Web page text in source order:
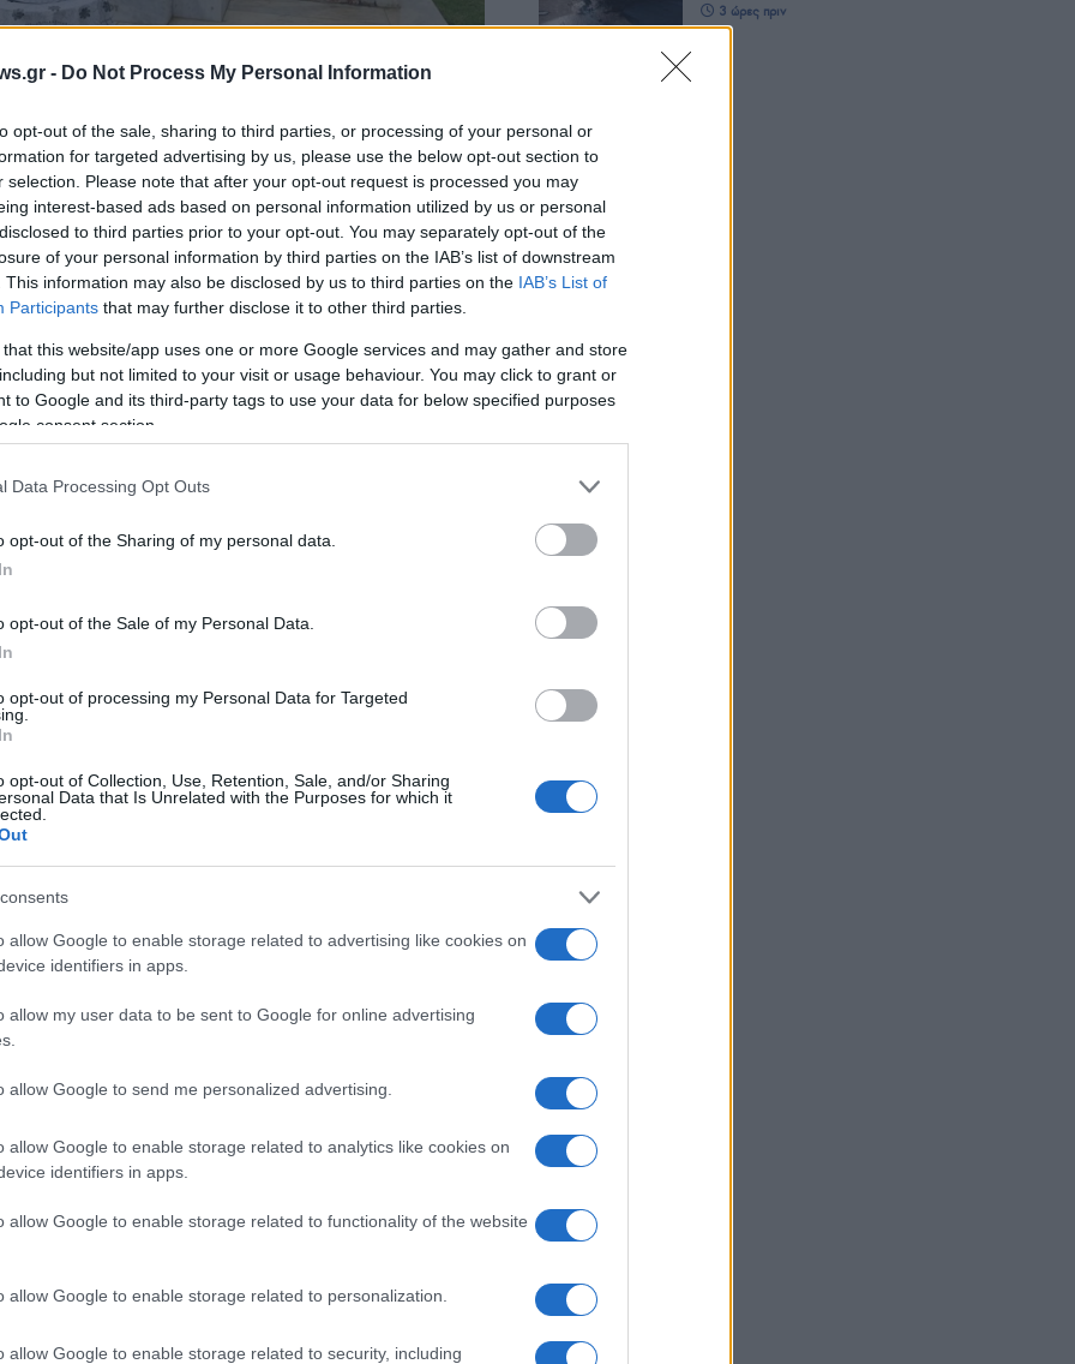
- Do Not Process My Personal Information
opt-out of the sale, sharing to third parties, or processing of your personal or
for targeted advertising by us, please use the below opt-out section to
selection. Please note that after your opt-out request is processed you may
interest-based ads based on personal information utilized by us or personal
to third parties prior to your opt-out. You may separately opt-out of the
of your personal information by third parties on the IAB’s list of downstream
This information may also be disclosed by us to third parties on the IAB’s List of
Participants that may further disclose it to other third parties.
that this website/app uses one or more Google services and may gather and store
but not limited to your visit or usage behaviour. You may click to grant or
to Google and its third-party tags to use your data for below specified purposes
consent section.
Data Processing Opt Outs
opt-out of the Sharing of my personal data.
opt-out of the Sale of my Personal Data.
opt-out of processing my Personal Data for Targeted
opt-out of Collection, Use, Retention, Sale, and/or Sharing
Data that Is Unrelated with the Purposes for which it
allow Google to enable storage related to advertising like cookies on
identifiers in apps.
allow my user data to be sent to Google for online advertising
allow Google to send me personalized advertising.
allow Google to enable storage related to analytics like cookies on
identifiers in apps.
allow Google to enable storage related to functionality of the website
allow Google to enable storage related to personalization.
allow Google to enable storage related to security, including
PolitistikosAmigdaleona)
PolitistikosAmigdaleona)
στην ψυχή κάθε Έλληνα που είναι ή νιώθει
Σύλλογος Αμυγδαλεώνα σε σχετική
3 ώρες πριν